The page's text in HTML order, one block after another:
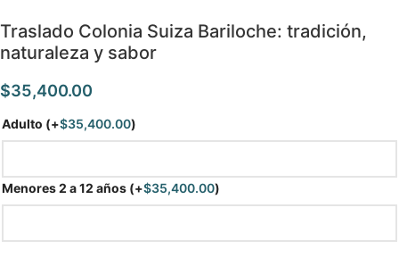
Traslado Colonia Suiza Bariloche: tradición,
naturaleza y sabor
$35,400.00
Adulto (+$35,400.00)
Menores 2 a 12 años (+$35,400.00)